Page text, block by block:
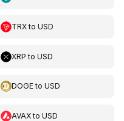
TRXtoUSD
XRP toUSD
DOGEtoUSD
AVAXtoUSD